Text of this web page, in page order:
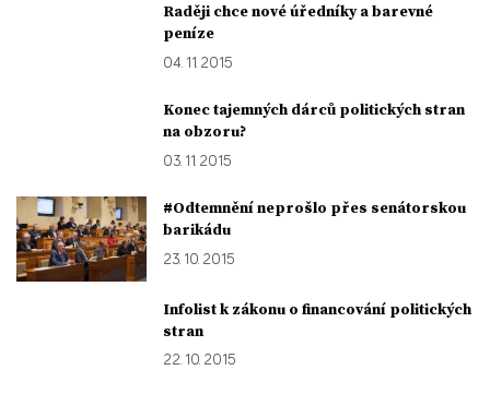
Raději chce nové úředníky a barevné
peníze
04. 11. 2015
Konec tajemných dárců politických stran
na obzoru?
03. 11. 2015
#Odtemnění neprošlo přes senátorskou
barikádu
23. 10. 2015
Infolist k zákonu o financování politických
stran
22. 10. 2015